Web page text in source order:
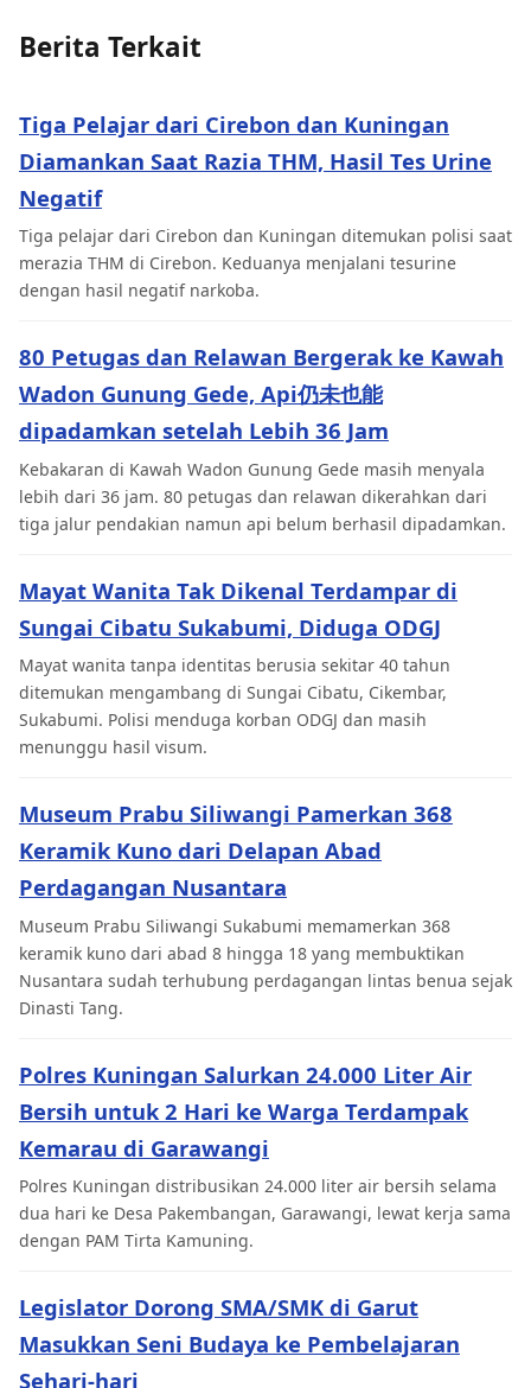
Berita Terkait
Tiga Pelajar dari Cirebon dan Kuningan
Diamankan Saat Razia THM, Hasil Tes Urine
Negatif
Tiga pelajar dari Cirebon dan Kuningan ditemukan polisi saat
merazia THM di Cirebon. Keduanya menjalani tesurine
dengan hasil negatif narkoba.
80 Petugas dan Relawan Bergerak ke Kawah
Wadon Gunung Gede, Api仍未也能
dipadamkan setelah Lebih 36 Jam
Kebakaran di Kawah Wadon Gunung Gede masih menyala
lebih dari 36 jam. 80 petugas dan relawan dikerahkan dari
tiga jalur pendakian namun api belum berhasil dipadamkan.
Mayat Wanita Tak Dikenal Terdampar di
Sungai Cibatu Sukabumi, Diduga ODGJ
Mayat wanita tanpa identitas berusia sekitar 40 tahun
ditemukan mengambang di Sungai Cibatu, Cikembar,
Sukabumi. Polisi menduga korban ODGJ dan masih
menunggu hasil visum.
Museum Prabu Siliwangi Pamerkan 368
Keramik Kuno dari Delapan Abad
Perdagangan Nusantara
Museum Prabu Siliwangi Sukabumi memamerkan 368
keramik kuno dari abad 8 hingga 18 yang membuktikan
Nusantara sudah terhubung perdagangan lintas benua sejak
Dinasti Tang.
Polres Kuningan Salurkan 24.000 Liter Air
Bersih untuk 2 Hari ke Warga Terdampak
Kemarau di Garawangi
Polres Kuningan distribusikan 24.000 liter air bersih selama
dua hari ke Desa Pakembangan, Garawangi, lewat kerja sama
dengan PAM Tirta Kamuning.
Legislator Dorong SMA/SMK di Garut
Masukkan Seni Budaya ke Pembelajaran
Sehari-hari